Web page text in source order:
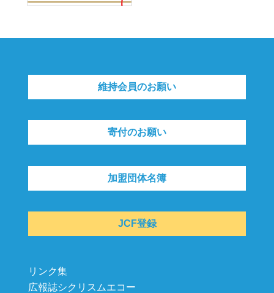
維持会員のお願い
寄付のお願い
加盟団体名簿
JCF登録
リンク集
広報誌シクリスムエコー